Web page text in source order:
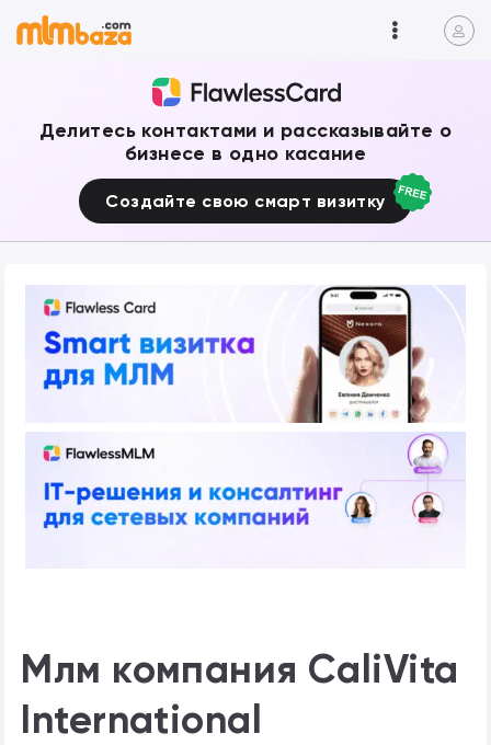
Делитесь контактами и рассказывайте о
бизнесе в одно касание
Создайте свою смарт визитку
Млм компания CaliVita
International